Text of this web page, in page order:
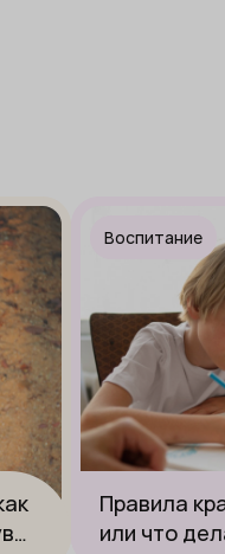
Воспитание
Правила
или что